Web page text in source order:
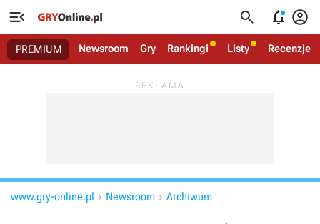
   
PREMIUM Newsroom Gry Rankingi Listy Recenzje
www.gry-online.pl  Newsroom  Archiwum